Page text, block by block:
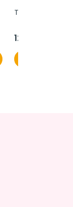
Treovis colirio,
12,50 €